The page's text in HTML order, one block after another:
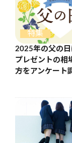
特集
2025年の父の日
プレゼントの相
方をアンケート